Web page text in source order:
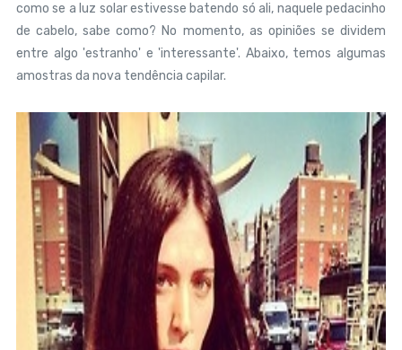
como se a luz solar estivesse batendo só ali, naquele pedacinho
de cabelo, sabe como? No momento, as opiniões se dividem
entre algo 'estranho' e 'interessante'. Abaixo, temos algumas
amostras da nova tendência capilar.